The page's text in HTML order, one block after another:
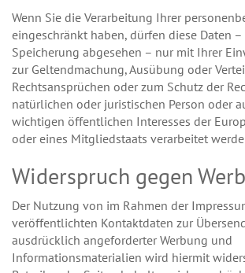
Wenn Sie die Verarbeitung Ihrer
eingeschränkt haben, dürfen diese Daten
Speicherung abgesehen – nur mit Ihrer
zur Geltendmachung, Ausübung oder
Rechtsansprüchen oder zum Schutz der
natürlichen oder juristischen Person oder
wichtigen öffentlichen Interesses der
oder eines Mitgliedstaats verarbeitet
Widerspruch gegen
Der Nutzung von im Rahmen der
veröffentlichten Kontaktdaten zur
ausdrücklich angeforderter Werbung und
Informationsmaterialien wird hiermit